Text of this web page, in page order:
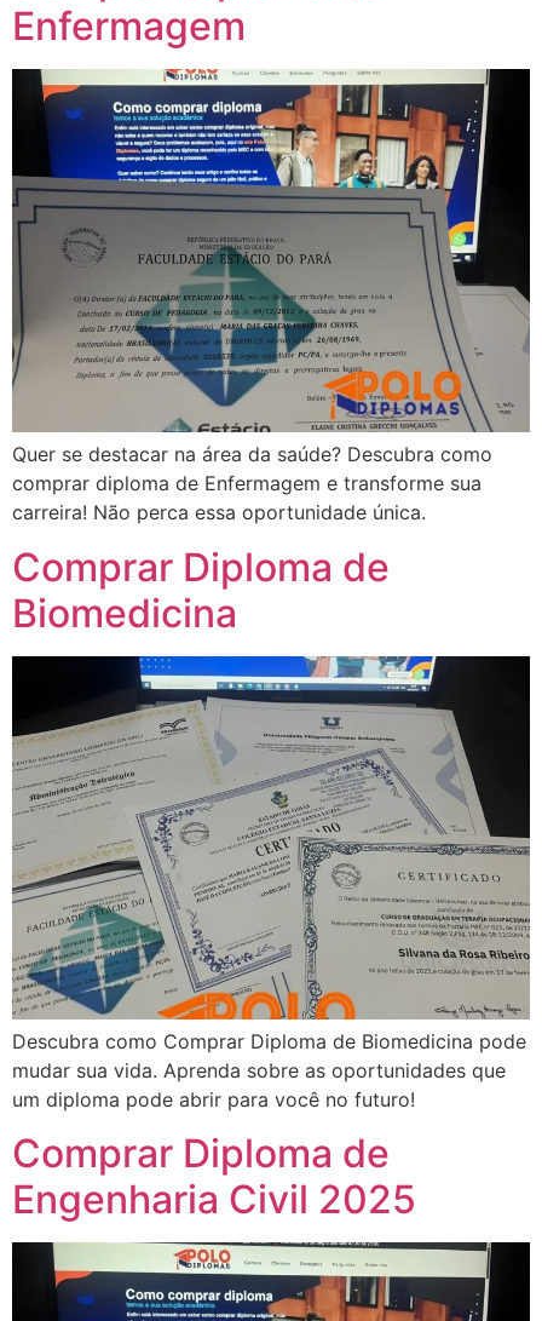
Enfermagem
Quer se destacar na área da saúde? Descubra como
comprar diploma de Enfermagem e transforme sua
carreira! Não perca essa oportunidade única.
Comprar Diploma de
Biomedicina
Descubra como Comprar Diploma de Biomedicina pode
mudar sua vida. Aprenda sobre as oportunidades que
um diploma pode abrir para você no futuro!
Comprar Diploma de
Engenharia Civil 2025